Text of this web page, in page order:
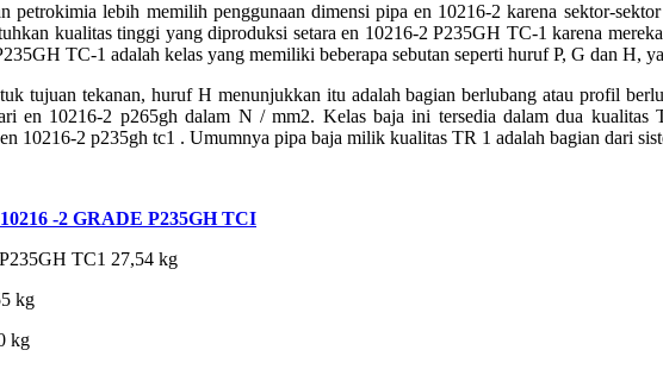
lebih memilih penggunaan dimensi pipa en 10216-2 karena sektor-
kualitas tinggi yang diproduksi setara en 10216-2 P235GH TC-1 karena
TC-1 adalah kelas yang memiliki beberapa sebutan seperti huruf P, G dan H,
tujuan tekanan, huruf H menunjukkan itu adalah bagian berlubang atau profil
en 10216-2 p265gh dalam N / mm2. Kelas baja ini tersedia dalam dua
10216-2 p235gh tc1 . Umumnya pipa baja milik kualitas TR 1 adalah bagian dari
-2 GRADE P235GH TCI
TC1 27,54 kg
kg
kg